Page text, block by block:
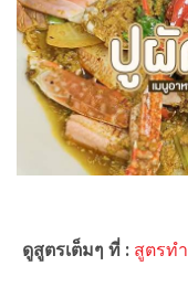
ดูสูตรเต็มๆ ที่ : สูตรท